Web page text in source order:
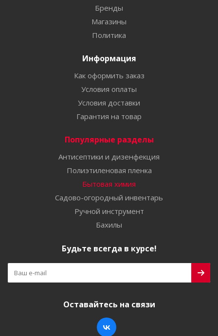
Бренды
Магазины
Политика
Информация
Как оформить заказ
Условия оплаты
Условия доставки
Гарантия на товар
Популярные разделы
Антисептики и дизенфекция
Полиэтиленовая пленка
Бытовая химия
Садово-огородный инвентарь
Ручной инструмент
Бахилы
Будьте всегда в курсе!
Оставайтесь на связи